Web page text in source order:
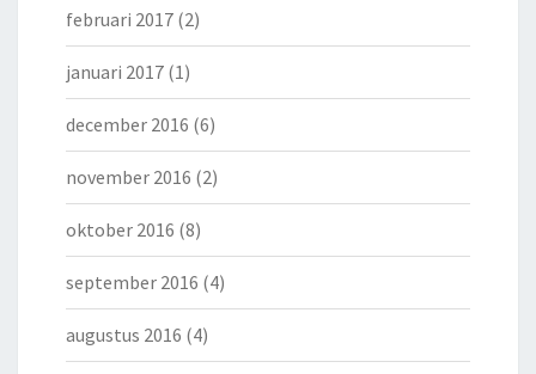
februari 2017 (2)
januari 2017 (1)
december 2016 (6)
november 2016 (2)
oktober 2016 (8)
september 2016 (4)
augustus 2016 (4)